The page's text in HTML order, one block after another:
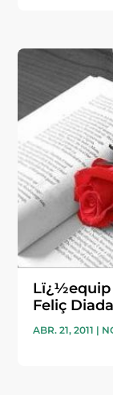
Lï¿½equip
Feliç
ABR. 21, 2011 |